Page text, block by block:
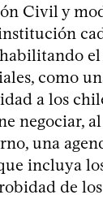
Civil y
el
como
a los
negociar,
una
incluya
de los